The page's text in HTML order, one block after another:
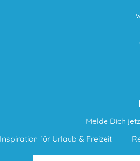
Melde Dich
Inspiration für Urlaub & Freizeit